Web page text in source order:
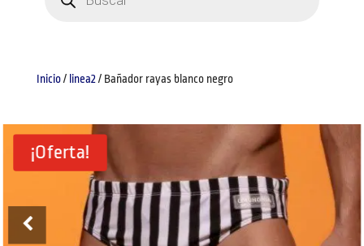
productos
Inicio/ linea2 / Bañador rayas blanco negro
¡Oferta!